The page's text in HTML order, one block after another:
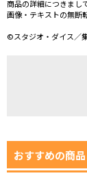
商品の詳細につきまし
画像・テキストの無断
©スタジオ・ダイス／
おすすめの商品